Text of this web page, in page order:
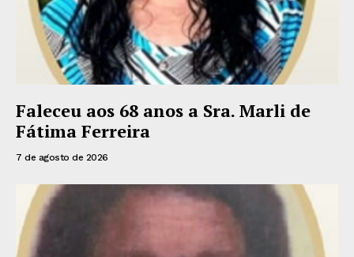
Faleceu aos 68 anos a Sra. Marli de
Fátima Ferreira
7 de agosto de 2026